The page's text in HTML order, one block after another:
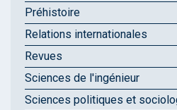
Préhistoire
Relations internationales
Revues
Sciences de l'ingénieur
Sciences politiques et